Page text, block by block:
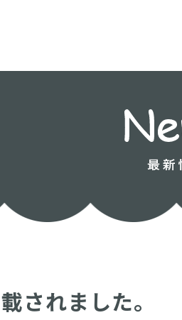
されました。